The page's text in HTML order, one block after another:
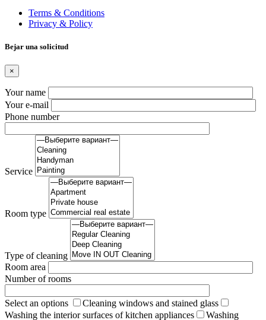
Terms & Conditions
Privacy & Policy
Вejar una solicitud
×
Your name
Your e-mail
Phone number
Service
Room type
Type of cleaning
Room area
Number of rooms
Select an options
Cleaning windows and stained glass
Washing the interior surfaces of kitchen appliances
Washing